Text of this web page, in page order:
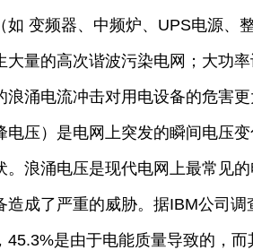
如 变频器、中频炉、UPS电源、
大量的高次谐波污染电网；大功
涌电流冲击对用电设备的危害更
电压）是电网上突发的瞬间电压
。浪涌电压是现代电网上最常见
造成了严重的威胁。据IBM公司
45.3%是由于电能质量导致的，